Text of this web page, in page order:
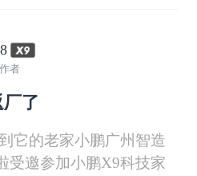
者
了
它的老家小鹏广州智造
受邀参加小鹏X9科技家